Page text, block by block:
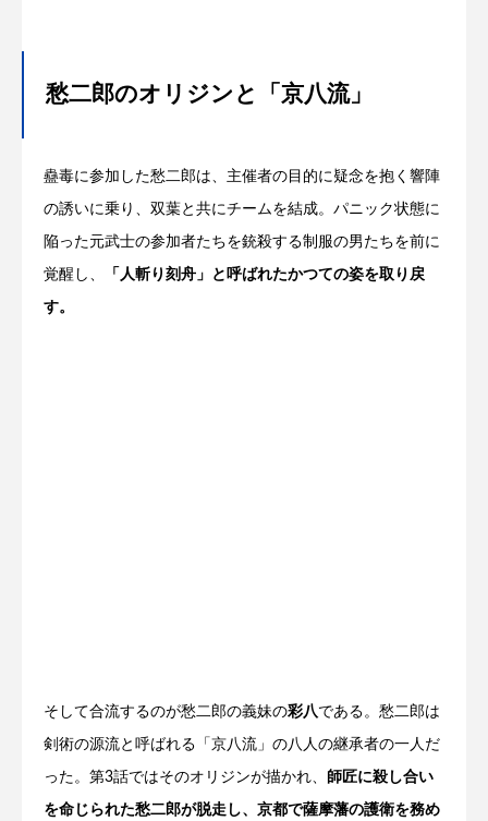
愁二郎のオリジンと「京八流」
蠱毒に参加した愁二郎は、主催者の目的に疑念を抱く響陣
の誘いに乗り、双葉と共にチームを結成。パニック状態に
陥った元武士の参加者たちを銃殺する制服の男たちを前に
覚醒し、 「人斬り刻舟」と呼ばれたかつての姿を取り戻
す。
そして合流するのが愁二郎の義妹の彩八である。愁二郎は
剣術の源流と呼ばれる「京八流」の八人の継承者の一人だ
った。第3話ではそのオリジンが描かれ、 師匠に殺し合い
を命じられた愁二郎が脱走し、京都で薩摩藩の護衛を務め